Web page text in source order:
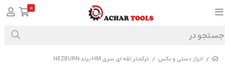
/ ابزار دستی و بکس / ترکمتر تقه ای سری HM برند HEZBURN
0